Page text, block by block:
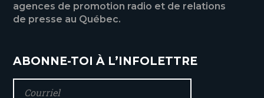
agences de promotion radio et de relations
de presse au Québec.
ABONNE-TOI À L’INFOLETTRE